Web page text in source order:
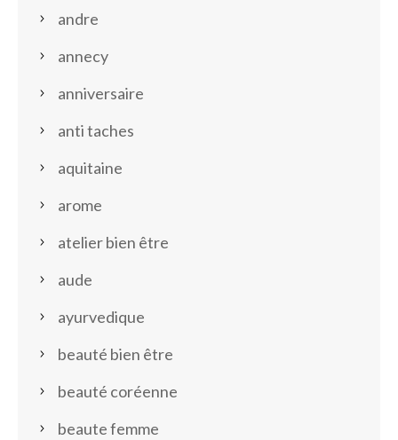
andre
annecy
anniversaire
anti taches
aquitaine
arome
atelier bien être
aude
ayurvedique
beauté bien être
beauté coréenne
beaute femme